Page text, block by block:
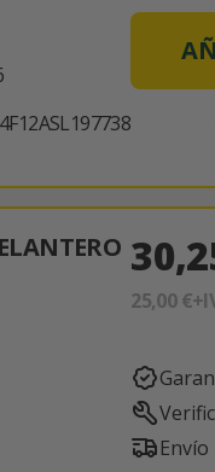
25,00 €